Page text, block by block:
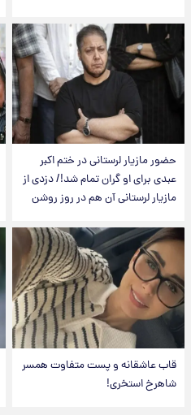
حضور مازیار لرستانی در ختم اکبر
عبدی برای او گران تمام شد!/ دزدی از
مازیار لرستانی آن هم در روز روشن
قاب عاشقانه و پست متفاوت همسر
شاهرخ استخری!